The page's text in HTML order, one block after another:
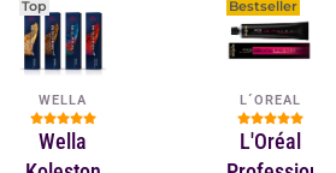
Top
WELLA
Wella
Bestseller
L´OREAL
L'Oréal